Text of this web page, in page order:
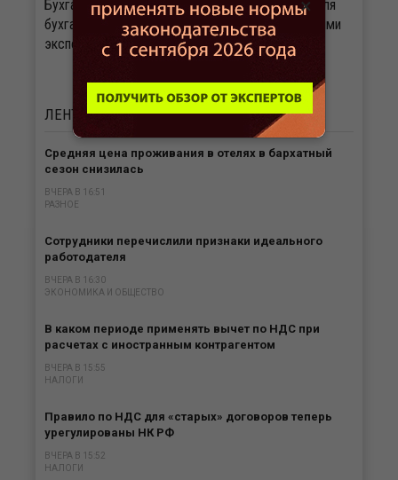
Бухгалтерия.ру
Журнал «Нормативные акты для
бухгалтера». Важные документы с комментариями
экспертов. Подписаться
ЛЕНТАНОВОСТЕЙ
Средняя цена проживания в отелях в бархатный
сезон снизилась
ВЧЕРА В 16:51
РАЗНОЕ
Сотрудники перечислили признаки идеального
работодателя
ВЧЕРА В 16:30
ЭКОНОМИКА И ОБЩЕСТВО
В каком периоде применять вычет по НДС при
расчетах с иностранным контрагентом
ВЧЕРА В 15:55
НАЛОГИ
Правило по НДС для «старых» договоров теперь
урегулированы НК РФ
ВЧЕРА В 15:52
НАЛОГИ
×